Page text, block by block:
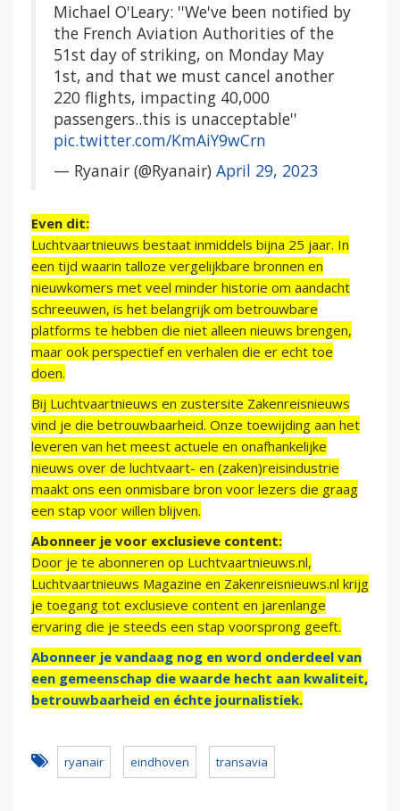
Michael O'Leary: ''We've been notified by
the French Aviation Authorities of the
51st day of striking, on Monday May
1st, and that we must cancel another
220 flights, impacting 40,000
passengers..this is unacceptable''
pic.twitter.com/KmAiY9wCrn
— Ryanair (@Ryanair) April 29, 2023
Even dit:
Luchtvaartnieuws bestaat inmiddels bijna 25 jaar. In
een tijd waarin talloze vergelijkbare bronnen en
nieuwkomers met veel minder historie om aandacht
schreeuwen, is het belangrijk om betrouwbare
platforms te hebben die niet alleen nieuws brengen,
maar ook perspectief en verhalen die er echt toe
doen.
Bij Luchtvaartnieuws en zustersite Zakenreisnieuws
vind je die betrouwbaarheid. Onze toewijding aan het
leveren van het meest actuele en onafhankelijke
nieuws over de luchtvaart- en (zaken)reisindustrie
maakt ons een onmisbare bron voor lezers die graag
een stap voor willen blijven.
Abonneer je voor exclusieve content:
Door je te abonneren op Luchtvaartnieuws.nl,
Luchtvaartnieuws Magazine en Zakenreisnieuws.nl krijg
je toegang tot exclusieve content en jarenlange
ervaring die je steeds een stap voorsprong geeft.
Abonneer je vandaag nog en word onderdeel van
een gemeenschap die waarde hecht aan kwaliteit,
betrouwbaarheid en échte journalistiek.
ryanair eindhoven transavia